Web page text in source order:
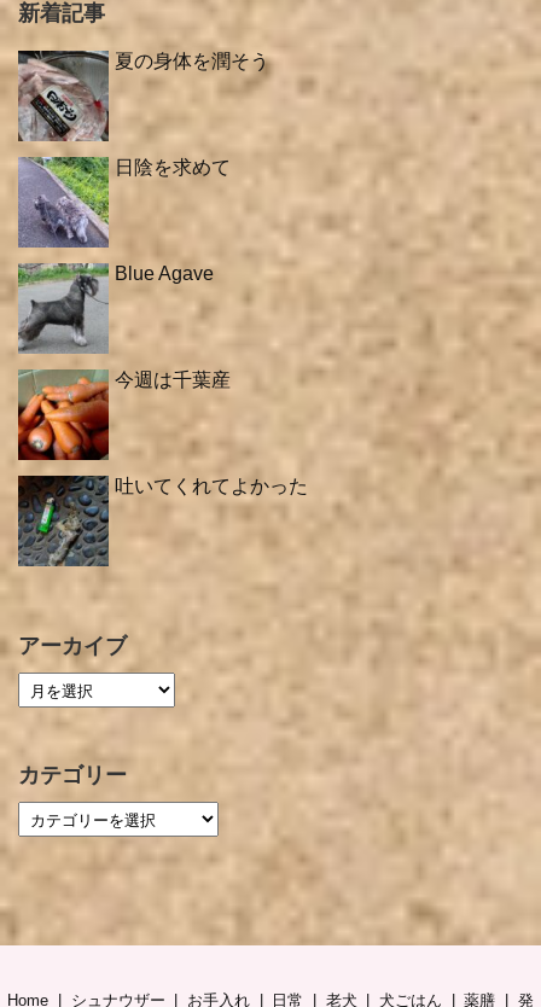
新着記事
夏の身体を潤そう
日陰を求めて
Blue Agave
今週は千葉産
吐いてくれてよかった
アーカイブ
カテゴリー
Home シュナウザー お手入れ 日常 老犬 犬ごはん 薬膳 発